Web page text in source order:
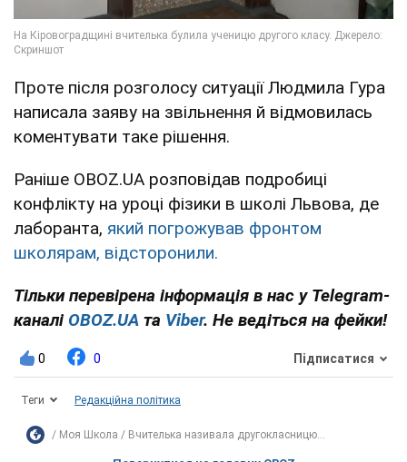
Проте після розголосу ситуації Людмила Гура
написала заяву на звільнення й відмовилась
коментувати таке рішення.
Раніше OBOZ.UA розповідав подробиці
конфлікту на уроці фізики в школі Львова, де
лаборанта, який погрожував фронтом
школярам, відсторонили.
Тільки перевірена інформація в нас у Telegram-
каналі OBOZ.UA та Viber. Не ведіться на фейки!
0 0 Підписатися
Теги Редакційна політика
Моя Школа Вчителька називала другокласницю...